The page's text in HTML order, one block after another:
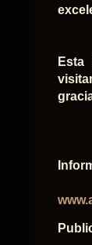
Esta